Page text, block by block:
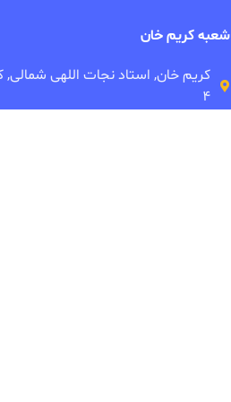
شعبه کریم خان
کریم خان, استاد نجات اللهی شمالی,
۴